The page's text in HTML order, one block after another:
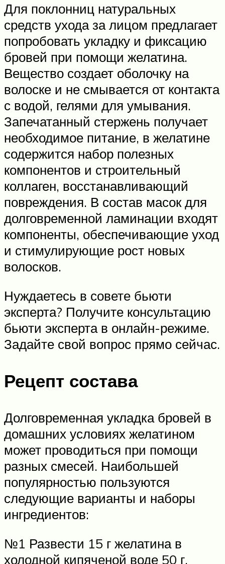
Для поклонниц натуральных
средств ухода за лицом предлагает
попробовать укладку и фиксацию
бровей при помощи желатина.
Вещество создает оболочку на
волоске и не смывается от контакта
с водой, гелями для умывания.
Запечатанный стержень получает
необходимое питание, в желатине
содержится набор полезных
компонентов и строительный
коллаген, восстанавливающий
повреждения. В состав масок для
долговременной ламинации входят
компоненты, обеспечивающие уход
и стимулирующие рост новых
волосков.
Нуждаетесь в совете бьюти
эксперта? Получите консультацию
бьюти эксперта в онлайн-режиме.
Задайте свой вопрос прямо сейчас.
Рецепт состава
Долговременная укладка бровей в
домашних условиях желатином
может проводиться при помощи
разных смесей. Наибольшей
популярностью пользуются
следующие варианты и наборы
ингредиентов:
№1 Развести 15 г желатина в
холодной кипяченой воде 50 г.